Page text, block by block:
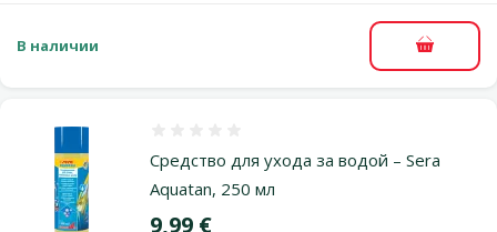
В наличии В
Средство для ухода за водой – Sera
Aquatan, 250 мл
Цена
9,99 €